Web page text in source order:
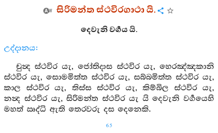
සිරිමන්ත ස්ථවිරගාථා යි.
දෙවැනි වර්‍ගය යි.
උද්දානය:
චුන්‍ද ස්ථවිර යැ, ජෝතිදාස ස්ථවිර යැ, හෙරඤ්ඤකානි
ස්ථවිර යැ, සොමමිත්ත ස්ථවිර යැ, සබ්බමිත්ත ස්ථවිර යැ,
කාල ස්ථවිර යැ, තිස්ස ස්ථවිර යැ, කිම්බිල ස්ථවිර යැ,
නන්‍ද ස්ථවිර යැ, සිරිමන්ත ස්ථවිර යැ යි දෙවැනි වර්‍ගයෙහි
මහත් ඍද්ධි ඇති තෙරවරු දස දෙනෙකි.
65